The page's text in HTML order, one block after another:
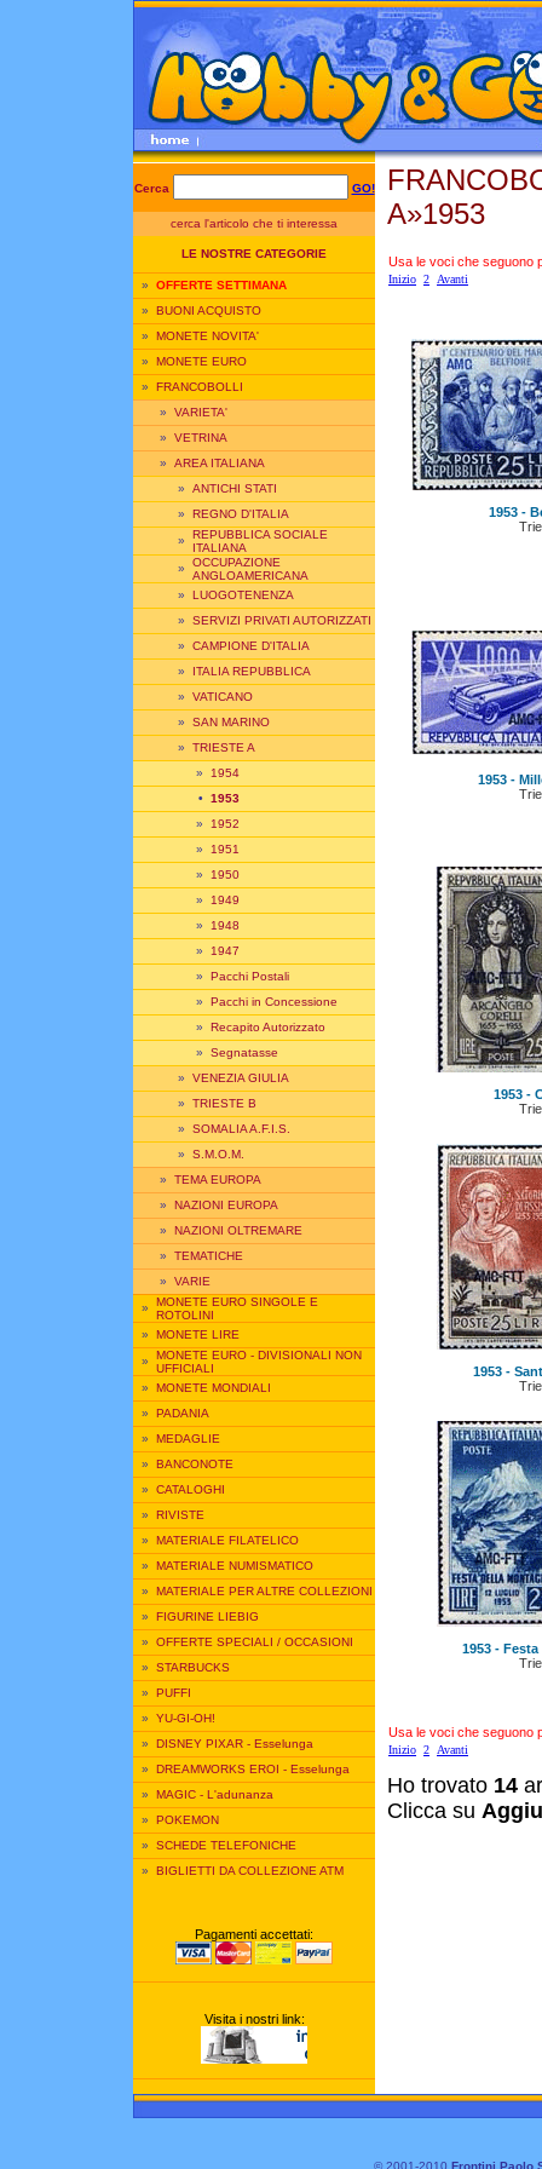
Cerca GO!
cerca l'articolo che ti interessa
LE NOSTRE CATEGORIE
» OFFERTE SETTIMANA
» BUONI ACQUISTO
» MONETE NOVITA'
» MONETE EURO
» FRANCOBOLLI
» VARIETA'
» VETRINA
» AREA ITALIANA
» ANTICHI STATI
» REGNO D'ITALIA
» REPUBBLICA SOCIALE
ITALIANA
» OCCUPAZIONE
ANGLOAMERICANA
» LUOGOTENENZA
» SERVIZI PRIVATI AUTORIZZATI
» CAMPIONE D'ITALIA
» ITALIA REPUBBLICA
» VATICANO
» SAN MARINO
» TRIESTE A
» 1954
• 1953
» 1952
» 1951
» 1950
» 1949
» 1948
» 1947
» Pacchi Postali
» Pacchi in Concessione
» Recapito Autorizzato
» Segnatasse
» VENEZIA GIULIA
» TRIESTE B
» SOMALIA A.F.I.S.
» S.M.O.M.
» TEMA EUROPA
» NAZIONI EUROPA
» NAZIONI OLTREMARE
» TEMATICHE
» VARIE
» MONETE EURO SINGOLE E
ROTOLINI
» MONETE LIRE
» MONETE EURO - DIVISIONALI NON
UFFICIALI
» MONETE MONDIALI
» PADANIA
» MEDAGLIE
» BANCONOTE
» CATALOGHI
» RIVISTE
» MATERIALE FILATELICO
» MATERIALE NUMISMATICO
» MATERIALE PER ALTRE COLLEZIONI
» FIGURINE LIEBIG
» OFFERTE SPECIALI / OCCASIONI
» STARBUCKS
» PUFFI
» YU-GI-OH!
» DISNEY PIXAR - Esselunga
» DREAMWORKS EROI - Esselunga
» MAGIC - L'adunanza
» POKEMON
» SCHEDE TELEFONICHE
» BIGLIETTI DA COLLEZIONE ATM
Pagamenti accettati:
Visita i nostri link:
A»1953
Usa le voci che seguono
Inizio 2 Avanti
1953 -
1953 -
1953 -
1953 -
1953 -
Usa le voci che seguono
Inizio 2 Avanti
Ho trovato 14
Clicca su
© 2001-2010 Frontini Paolo